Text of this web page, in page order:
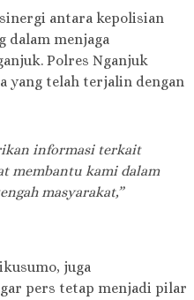
antara kepolisian
dalam menjaga
Polres Nganjuk
yang telah terjalin dengan
informasi terkait
membantu kami dalam
masyarakat,”
juga
pers tetap menjadi pilar